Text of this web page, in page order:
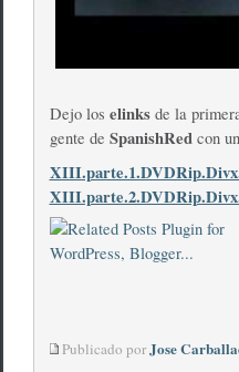
Dejo los elinks de la
gente de SpanishRedcon
Publicado porJose